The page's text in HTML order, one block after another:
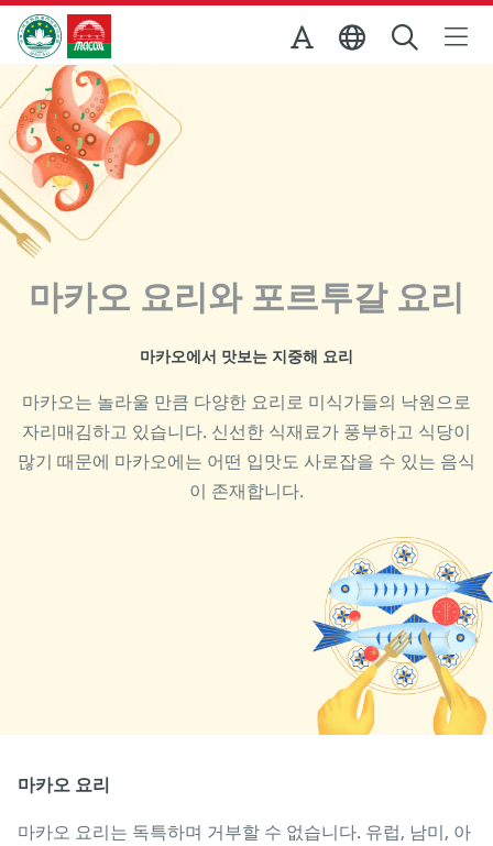
Skip to Main Content
마카오정부관광청
마카오 요리와 포르투갈 요리
마카오에서 맛보는 지중해 요리
마카오는 놀라울 만큼 다양한 요리로 미식가들의 낙원으로
자리매김하고 있습니다. 신선한 식재료가 풍부하고 식당이
많기 때문에 마카오에는 어떤 입맛도 사로잡을 수 있는 음식
이 존재합니다.
마카오 요리
마카오 요리는 독특하며 거부할 수 없습니다. 유럽, 남미, 아